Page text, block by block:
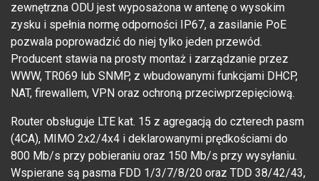
zewnętrzna ODU jest wyposażona w antenę o wysokim
zysku i spełnia normę odporności IP67, a zasilanie PoE
pozwala poprowadzić do niej tylko jeden przewód.
Producent stawia na prosty montaż i zarządzanie przez
WWW, TR069 lub SNMP, z wbudowanymi funkcjami DHCP,
NAT, firewallem, VPN oraz ochroną przeciwprzepięciową.
Router obsługuje LTE kat. 15 z agregacją do czterech pasm
(4CA), MIMO 2x2/4x4 i deklarowanymi prędkościami do
800 Mb/s przy pobieraniu oraz 150 Mb/s przy wysyłaniu.
Wspierane są pasma FDD 1/3/7/8/20 oraz TDD 38/42/43,